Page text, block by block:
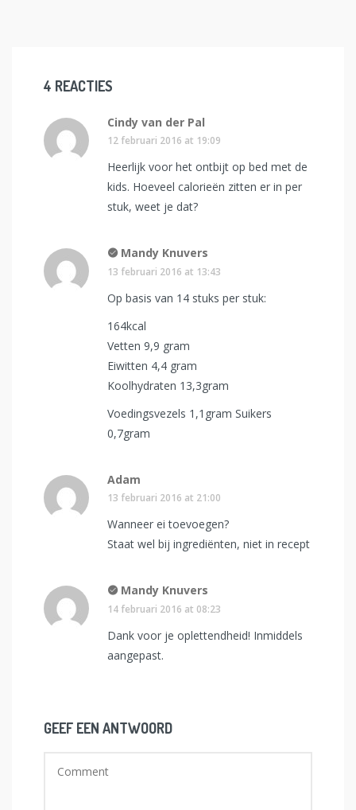
4 REACTIES
Cindy van der Pal
12 februari 2016 at 19:09
Heerlijk voor het ontbijt op bed met de
kids. Hoeveel calorieën zitten er in per
stuk, weet je dat?
Mandy Knuvers
13 februari 2016 at 13:43
Op basis van 14 stuks per stuk:
164kcal
Vetten 9,9 gram
Eiwitten 4,4 gram
Koolhydraten 13,3gram
Voedingsvezels 1,1gram Suikers
0,7gram
Adam
13 februari 2016 at 21:00
Wanneer ei toevoegen?
Staat wel bij ingrediënten, niet in recept
Mandy Knuvers
14 februari 2016 at 08:23
Dank voor je oplettendheid! Inmiddels
aangepast.
GEEF EEN ANTWOORD